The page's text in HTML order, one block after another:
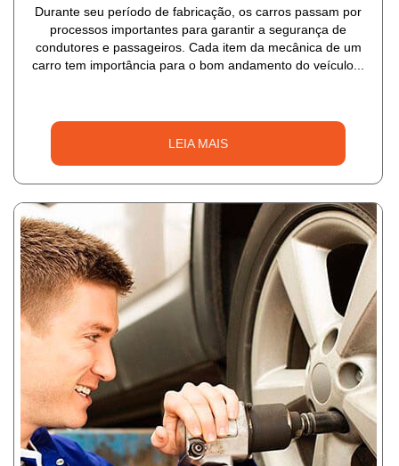
Durante seu período de fabricação, os carros passam por
processos importantes para garantir a segurança de
condutores e passageiros. Cada item da mecânica de um
carro tem importância para o bom andamento do veículo...
LEIA MAIS